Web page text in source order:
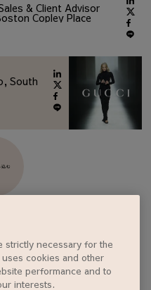
& Client Advisor
Copley Place
South
む
定する
strictly necessary for the
cookies and other
performance and to
interests.